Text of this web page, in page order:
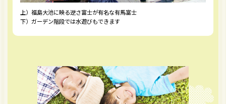
上）福島大池に映る逆さ富士が有名な有馬富士
下）ガーデン階段では水遊びもできます